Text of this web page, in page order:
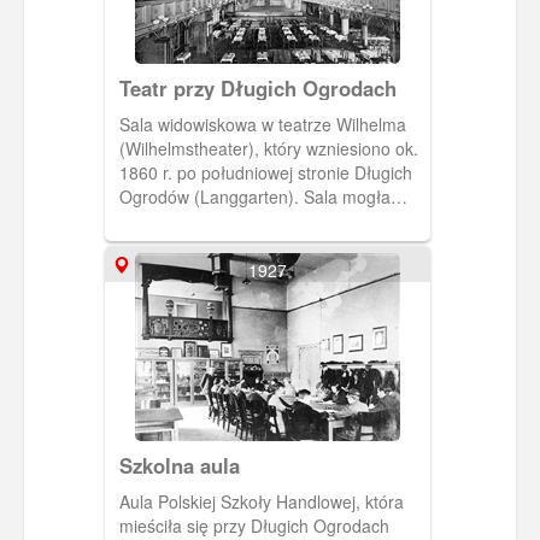
Teatr przy Długich Ogrodach
Sala widowiskowa w teatrze Wilhelma
(Wilhelmstheater), który wzniesiono ok.
1860 r. po południowej stronie Długich
Ogrodów (Langgarten). Sala mogła
sali i 460 na galeriach. W okresie
międzywojennym była siedzibą teatru
rewiowego „Scala”, miejscem popisów
cyrkowych i walk bokserskich, służyła
też jako kino.(Fot. Gotheil i Syn, ok.
1900) [IDX:1079,1808]
1927
Szkolna aula
Aula Polskiej Szkoły Handlowej, która
mieściła się przy Długich Ogrodach